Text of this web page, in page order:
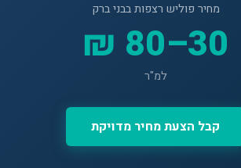
מחיר פוליש רצפות בבני ברק
30–80 ₪
למ"ר
קבל הצעת מחיר מדויקת